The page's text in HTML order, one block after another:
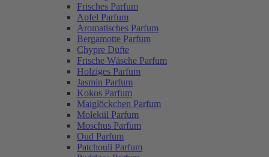
Frisches Parfum
Apfel Parfum
Aromatisches Parfum
Bergamotte Parfum
Chypre Düfte
Frische Wäsche Parfum
Holziges Parfum
Jasmin Parfum
Kokos Parfum
Maiglöckchen Parfum
Molekül Parfum
Moschus Parfum
Oud Parfum
Patchouli Parfum